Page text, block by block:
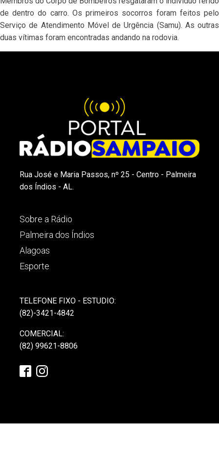
de dentro do carro. Os primeiros socorros foram feitos pelo
Serviço de Atendimento Móvel de Urgência (Samu). As outras
duas vítimas foram encontradas andando na rodovia.
Rua José e Maria Passos, nº 25 - Centro - Palmeira
dos Índios - AL.
Sobre a Rádio
Palmeira dos Índios
Alagoas
Esporte
TELEFONE FIXO - ESTUDIO:
(82)-3421-4842
COMERCIAL:
(82) 99621-8806